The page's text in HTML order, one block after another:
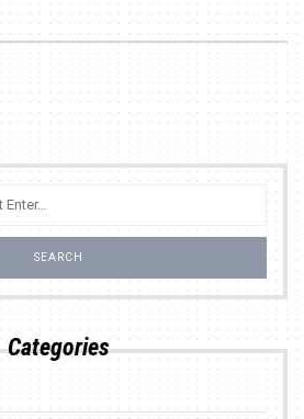
Categories